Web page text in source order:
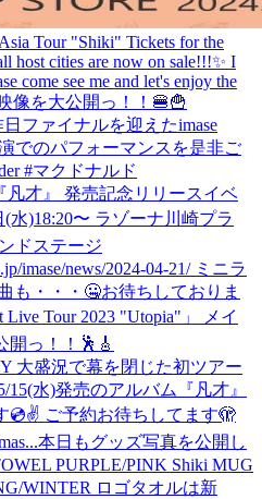
Tour "Shiki" Tickets for the
host cities are now on sale!!!✨ I
come see me and let's enjoy the
像を大公開っ！！🍔🍟
日ファイナルを迎えたimase
でのパフォーマンスを是非ご
#マクドナルド
凡才』 発売記念リリースイベ
水)18:20〜 ラゾーナ川崎プラ
ドステージ
imase/news/2024-04-21/ ミニラ
も・・・🤐お待ちしておりま
Live Tour 2023 "Utopia"」 メイ
開っ！！🕺🎸
大盛況で幕を閉じた初ツアー
水)発売のアルバム『凡才』
💿✌️ ご予約お待ちしてます🫣
本日もグッズ写真を公開し
PURPLE/PINK Shiki MUG
WINTER ロゴタオルは新